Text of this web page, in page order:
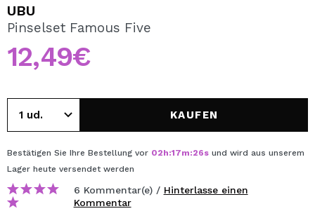
REGISTRIEREN
Durch die Erstellung eines Kontos bei Maquillalia.de
können Sie Ihre Einkäufe schnell tätigen, den Status Ihrer
UBU
Pinselset Famous Five
12,49€
KAUFEN
Bestätigen Sie Ihre Bestellung vor 02h:17m:26s und wird aus unserem
Lager heute versendet werden
6 Kommentar(e) / Hinterlasse einen
Kommentar